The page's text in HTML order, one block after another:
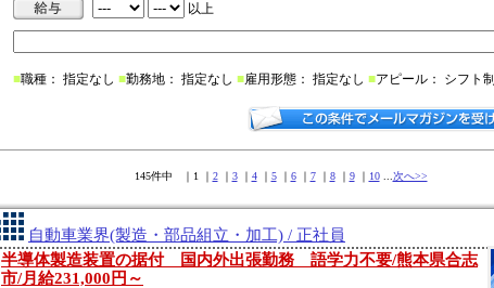
以上
■職種： 指定なし ■勤務地： 指定なし ■雇用形態： 指定なし ■アピール： シフト制
145件中 ｜1 ｜ 2｜ 3｜ 4｜ 5｜ 6｜ 7｜ 8｜ 9｜ 10... 次へ>>
自動車業界(製造・部品組立・加工) / 正社員
半導体製造装置の据付 国内外出張勤務 語学力不要/熊本県合志
市/月給231,000円～